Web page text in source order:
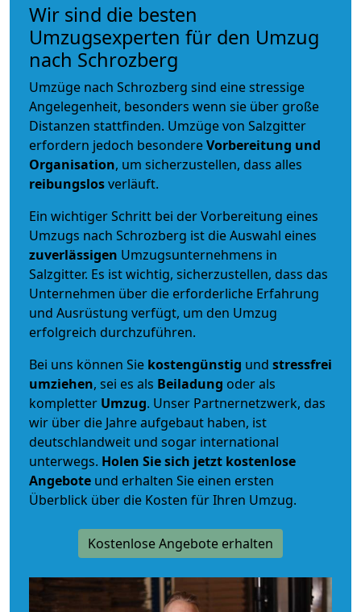
Wir sind die besten
Umzugsexperten für den Umzug
nach Schrozberg
Umzüge nach Schrozberg sind eine stressige
Angelegenheit, besonders wenn sie über große
Distanzen stattfinden. Umzüge von Salzgitter
erfordern jedoch besondereVorbereitung und
Organisation, um sicherzustellen, dass alles
reibungslosverläuft.
Ein wichtiger Schritt bei der Vorbereitung eines
Umzugs nach Schrozberg ist die Auswahl eines
zuverlässigen Umzugsunternehmens in
Salzgitter. Es ist wichtig, sicherzustellen, dass das
Unternehmen über die erforderliche Erfahrung
und Ausrüstung verfügt, um den Umzug
erfolgreich durchzuführen.
Bei uns können Sie kostengünstig und stressfrei
umziehen, sei es als Beiladung oder als
kompletter Umzug. Unser Partnernetzwerk, das
wir über die Jahre aufgebaut haben, ist
deutschlandweit und sogar international
unterwegs. Holen Sie sich jetzt kostenlose
Angebote und erhalten Sie einen ersten
Überblick über die Kosten für Ihren Umzug.
Kostenlose Angebote erhalten